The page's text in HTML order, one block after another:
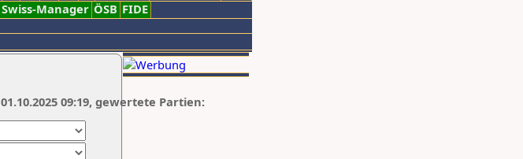
Swiss-Manager ÖSB FIDE
09:19, gewertete Partien: